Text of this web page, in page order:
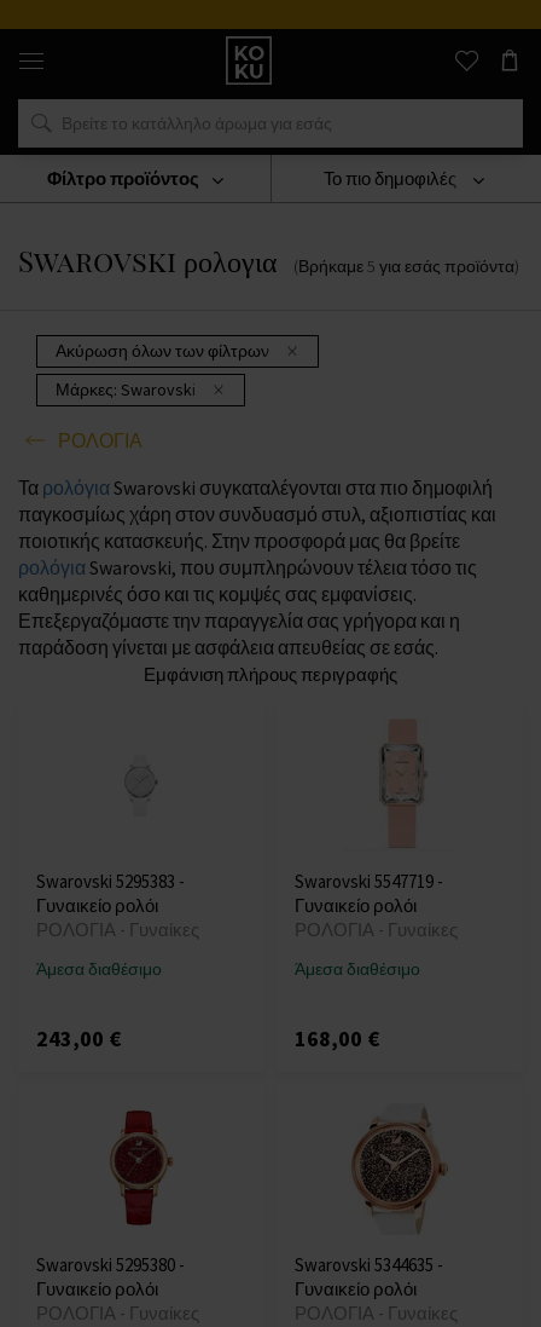
Αυθεντικά
αρώματα
και
ρολόγια
σε
μέρος
ΡΟΛΟΓΙΑ
Swarovski Ρολογια
Swarovski ρολογια (Βρήκαμε 5 για εσάς προϊόντα)
Το πιο δημοφιλές
Ακύρωση όλων των φίλτρων
Μάρκες: Swarovski
ΡΟΛΟΓΙΑ
Φίλτρο προϊόντος
Τα ρολόγιαSwarovski συγκαταλέγονται στα πιο δημοφιλή
παγκοσμίως χάρη στον συνδυασμό στυλ, αξιοπιστίας και
ποιοτικής κατασκευής. Στην προσφορά μας θα βρείτε
ρολόγιαSwarovski, που συμπληρώνουν τέλεια τόσο τις
καθημερινές όσο και τις κομψές σας εμφανίσεις.
Επεξεργαζόμαστε την παραγγελία σας γρήγορα και η
παράδοση γίνεται με ασφάλεια απευθείας σε εσάς.
Εμφάνιση πλήρους περιγραφής
Swarovski 5295383 -
Γυναικείο ρολόι
ΡΟΛΟΓΙΑ - Γυναίκες
Άμεσα διαθέσιμο
243,00 €
Swarovski 5547719 -
Γυναικείο ρολόι
ΡΟΛΟΓΙΑ - Γυναίκες
Άμεσα διαθέσιμο
168,00 €
Swarovski 5295380 -
Γυναικείο ρολόι
ΡΟΛΟΓΙΑ - Γυναίκες
Swarovski 5344635 -
Γυναικείο ρολόι
ΡΟΛΟΓΙΑ - Γυναίκες